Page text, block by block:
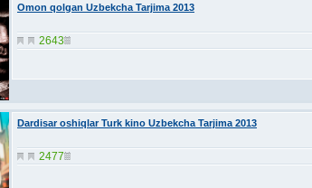
Omon qolgan Uzbekcha Tarjima 2013
2643
Dardisar oshiqlar Turk kino Uzbekcha Tarjima 2013
2477